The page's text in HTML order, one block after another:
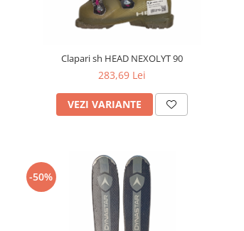
Clapari sh HEAD NEXOLYT 90
283,69 Lei
VEZI VARIANTE
-50%